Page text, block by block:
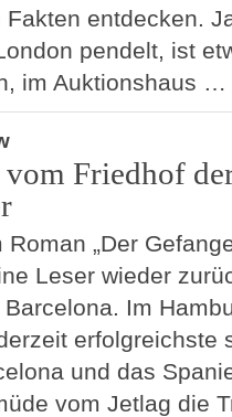
entdecken.
pendelt, ist
im Auktionshaus …
vom Friedhof
Roman „Der
Leser wieder
Im
erfolgreichste
und das
vom Jetlag die